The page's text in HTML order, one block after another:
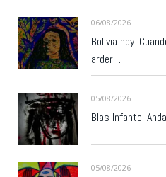
06/08/2026
Bolivia hoy:
arder…
05/08/2026
Blas Infante:
05/08/2026